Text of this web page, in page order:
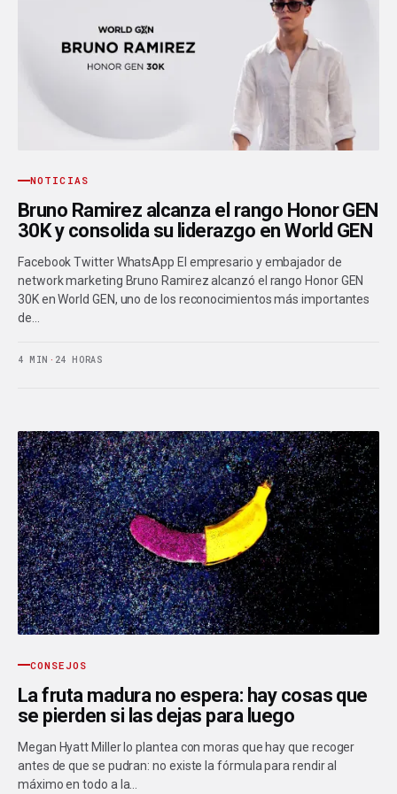
NOTICIAS
Bruno Ramirez alcanza el rango Honor GEN
30K y consolida su liderazgo en World GEN
Facebook Twitter WhatsApp El empresario y embajador de
network marketing Bruno Ramirez alcanzó el rango Honor GEN
30K en World GEN, uno de los reconocimientos más importantes
de…
4 MIN · 24 HORAS
CONSEJOS
La fruta madura no espera: hay cosas que
se pierden si las dejas para luego
Megan Hyatt Miller lo plantea con moras que hay que recoger
antes de que se pudran: no existe la fórmula para rendir al
máximo en todo a la…